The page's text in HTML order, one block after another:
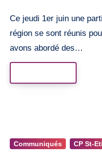
Ce jeudi 1er juin une partie des permanents de la
région se sont réunis
avons abordé des…
Communiqués CP St-